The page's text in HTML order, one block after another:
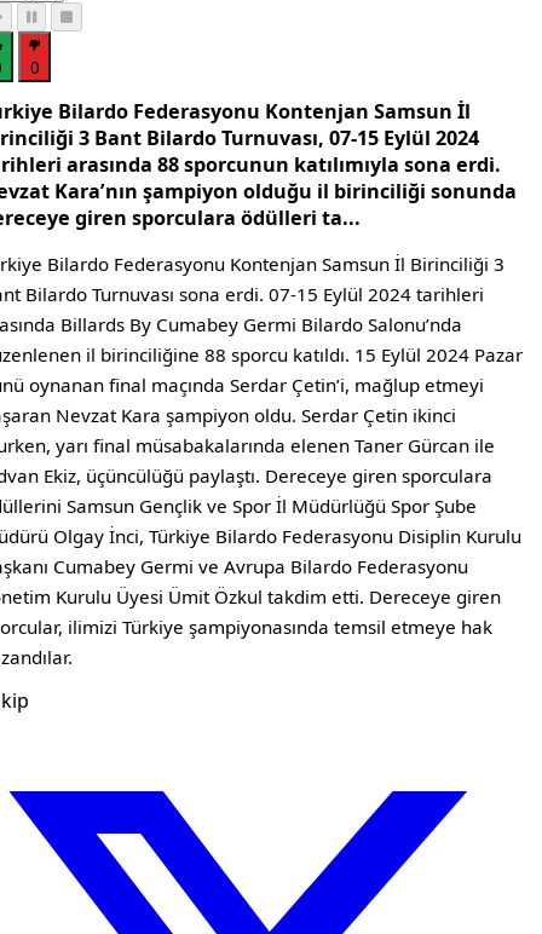
0
Bilardo Federasyonu Kontenjan Samsun İl
3 Bant Bilardo Turnuvası, 07-15 Eylül 2024
arasında 88 sporcunun katılımıyla sona erdi.
Kara’nın şampiyon olduğu il birinciliği sonunda
giren sporculara ödülleri ta...
Bilardo Federasyonu Kontenjan Samsun İl Birinciliği 3
Bilardo Turnuvası sona erdi. 07-15 Eylül 2024 tarihleri
Billards By Cumabey Germi Bilardo Salonu’nda
il birinciliğine 88 sporcu katıldı. 15 Eylül 2024 Pazar
oynanan final maçında Serdar Çetin’i, mağlup etmeyi
Nevzat Kara şampiyon oldu. Serdar Çetin ikinci
yarı final müsabakalarında elenen Taner Gürcan ile
Ekiz, üçüncülüğü paylaştı. Dereceye giren sporculara
Samsun Gençlik ve Spor İl Müdürlüğü Spor Şube
Olgay İnci, Türkiye Bilardo Federasyonu Disiplin Kurulu
Cumabey Germi ve Avrupa Bilardo Federasyonu
Kurulu Üyesi Ümit Özkul takdim etti. Dereceye giren
ilimizi Türkiye şampiyonasında temsil etmeye hak